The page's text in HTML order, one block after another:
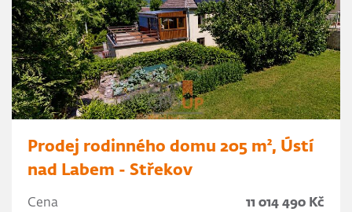
Prodej rodinného domu 205 m², Ústí
nad Labem - Střekov
Cena 11 014 490 Kč